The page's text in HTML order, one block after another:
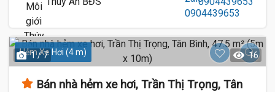
Hẻm Xe Hơi (4 m)
1 / 7 16
Bán nhà hẻm xe hơi, Trần Thị Trọng, Tân